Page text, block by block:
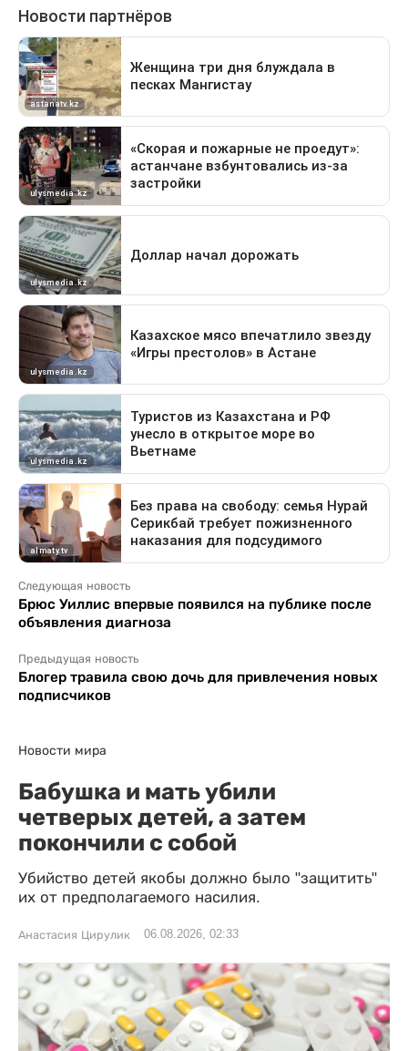
Следующая новость
Брюс Уиллис впервые появился на публике после
объявления диагноза
Предыдущая новость
Блогер травила свою дочь для привлечения новых
подписчиков
Новости мира
Бабушка и мать убили
четверых детей, а затем
покончили с собой
Убийство детей якобы должно было "защитить"
их от предполагаемого насилия.
Анастасия Цирулик 06.08.2026, 02:33